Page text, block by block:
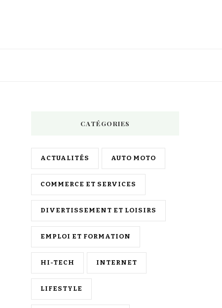
CATÉGORIES
ACTUALITÉS AUTO MOTO
COMMERCE ET SERVICES
DIVERTISSEMENT ET LOISIRS
EMPLOI ET FORMATION
HI-TECH INTERNET
LIFESTYLE